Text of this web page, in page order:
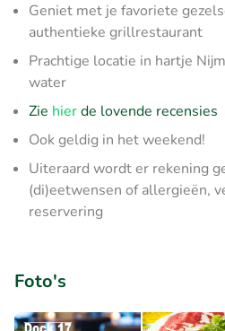
Geniet met je favoriete
authentieke grillrestaurant
Prachtige locatie in hartje
water
Zie hierde lovende recensies
Ook geldig in het weekend!
Uiteraard wordt er rekening
(di)eetwensen of allergieën,
reservering
Foto's